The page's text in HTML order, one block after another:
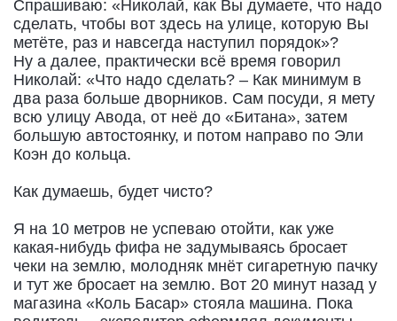
Спрашиваю: «Николай, как Вы думаете, что надо
сделать, чтобы вот здесь на улице, которую Вы
метёте, раз и навсегда наступил порядок»?
Ну а далее, практически всё время говорил
Николай: «Что надо сделать? – Как минимум в
два раза больше дворников. Сам посуди, я мету
всю улицу Авода, от неё до «Битана», затем
большую автостоянку, и потом направо по Эли
Коэн до кольца.
Как думаешь, будет чисто?
Я на 10 метров не успеваю отойти, как уже
какая-нибудь фифа не задумываясь бросает
чеки на землю, молодняк мнёт сигаретную пачку
и тут же бросает на землю. Вот 20 минут назад у
магазина «Коль Басар» стояла машина. Пока